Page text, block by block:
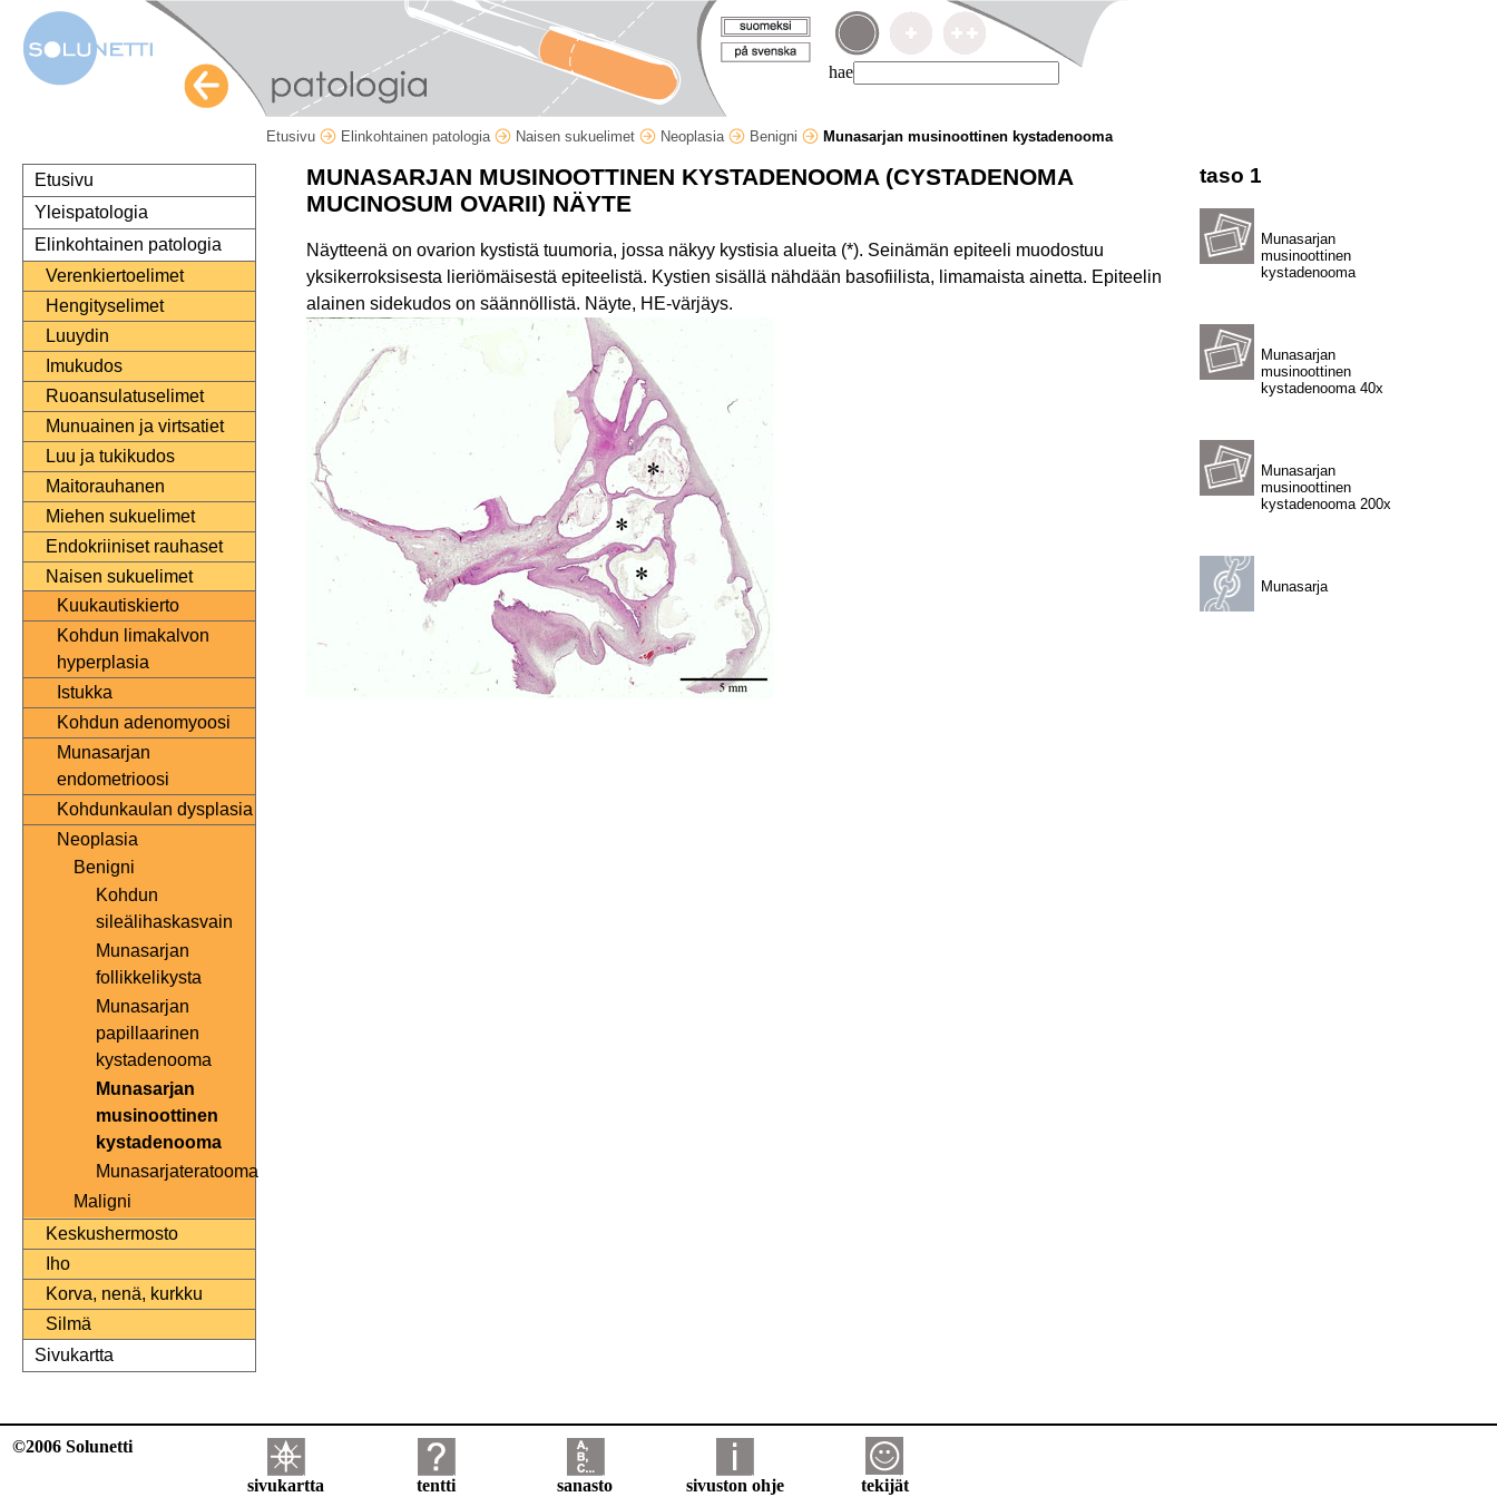
hae
Etusivu Elinkohtainen patologia Naisen sukuelimet Neoplasia Benigni Munasarjan musinoottinen kystadenooma
Etusivu
Yleispatologia
Elinkohtainen patologia
Verenkiertoelimet
Hengityselimet
Luuydin
Imukudos
Ruoansulatuselimet
Munuainen ja virtsatiet
Luu ja tukikudos
Maitorauhanen
Miehen sukuelimet
Endokriiniset rauhaset
Naisen sukuelimet
Kuukautiskierto
Kohdun limakalvon
hyperplasia
Istukka
Kohdun adenomyoosi
Munasarjan
endometrioosi
Kohdunkaulan dysplasia
Neoplasia
Benigni
Kohdun
sileälihaskasvain
Munasarjan
follikkelikysta
Munasarjan
papillaarinen
kystadenooma
Munasarjan
musinoottinen
kystadenooma
Munasarjateratooma
Maligni
Keskushermosto
Iho
Korva, nenä, kurkku
Silmä
Sivukartta
taso 1
Munasarjan
musinoottinen
kystadenooma
Munasarjan
musinoottinen
kystadenooma 40x
Munasarjan
musinoottinen
kystadenooma 200x
Munasarja
MUNASARJAN MUSINOOTTINEN KYSTADENOOMA (CYSTADENOMA
MUCINOSUM OVARII) NÄYTE
Näytteenä on ovarion kystistä tuumoria, jossa näkyy kystisia alueita (*). Seinämän epiteeli muodostuu
yksikerroksisesta lieriömäisestä epiteelistä. Kystien sisällä nähdään basofiilista, limamaista ainetta. Epiteelin
alainen sidekudos on säännöllistä. Näyte, HE-värjäys.
©2006 Solunetti
sivukartta tentti sanasto sivuston ohje tekijät